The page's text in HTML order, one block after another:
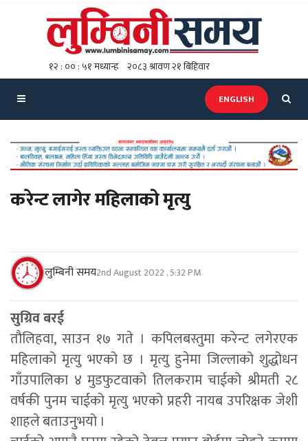
ENGLISH
करेन्ट लागेर महिलाको मृत्यु
लुम्बिनी समय2nd August 2022 , 5:32 PM
सुग्रिव बरई
तौलिहवा, साउन १७ गते । कपिलबस्तुमा करेन्ट लगेरएक
महिलाको मृत्यु भएको छ । मृत्यु हुनेमा जिल्लाको शुद्धोधन
गाँउपालिका ४ मुडफुटवाको तिलकराम चाईको श्रीमती २८
वर्षकी पुनम चाईको मृत्यु भएको प्रहरी नायब उपरिक्षक जेशी
शाहले बताउनुभयो ।